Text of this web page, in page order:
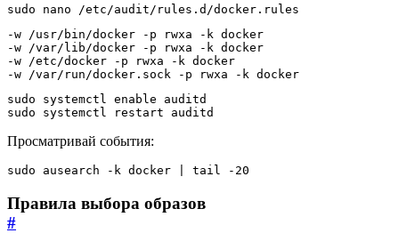
sudo nano /etc/audit/rules.d/docker.rules
-w /var/run/docker.sock -p rwxa -k docker
sudo systemctl enable
sudo systemctl restart auditd
Просматривай события:
sudo ausearch -k docker tail -20
Правила выбора образов
#